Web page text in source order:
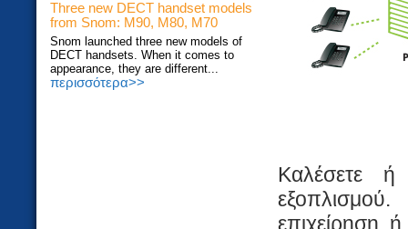
Three new DECT handset models
from Snom: M90, M80, M70
Snom launched three new models of
DECT handsets. When it comes to
appearance, they are different...
περισσότερα>>
Καλέσετε ή
επιχείρηση